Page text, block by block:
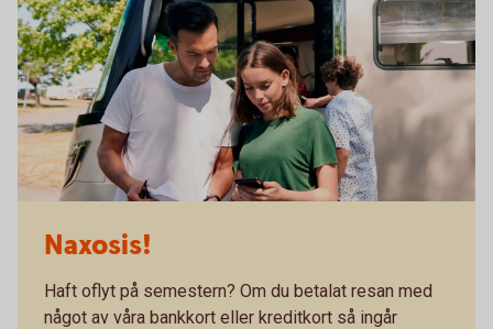
Naxosis!
Haft oflyt på semestern? Om du betalat resan med
något av våra bankkort eller kreditkort så ingår